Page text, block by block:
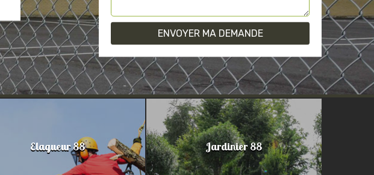
Elagueur 88 Jardinier 88